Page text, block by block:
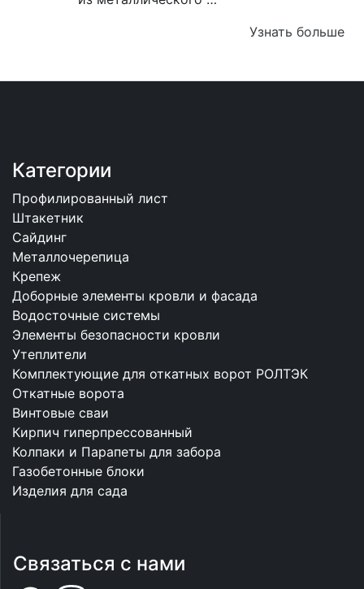
Узнать больше
Категории
Профилированный лист
Штакетник
Сайдинг
Металлочерепица
Крепеж
Доборные элементы кровли и фасада
Водосточные системы
Элементы безопасности кровли
Утеплители
Комплектующие для откатных ворот РОЛТЭК
Откатные ворота
Винтовые сваи
Кирпич гиперпрессованный
Колпаки и Парапеты для забора
Газобетонные блоки
Изделия для сада
Связаться с нами